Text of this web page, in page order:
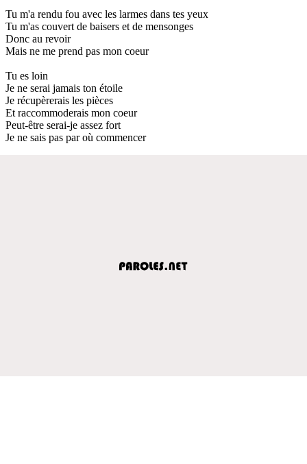
Tu m'a rendu fou avec les larmes dans tes yeux
Tu m'as couvert de baisers et de mensonges
Donc au revoir
Mais ne me prend pas mon coeur
Tu es loin
Je ne serai jamais ton étoile
Je récupèrerais les pièces
Et raccommoderais mon coeur
Peut-être serai-je assez fort
Je ne sais pas par où commencer